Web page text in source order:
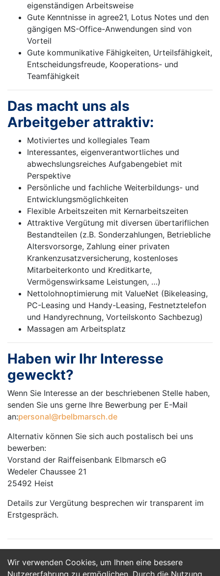
Wir verwenden Cookies, um Ihnen eine bessere
Nutzererfahrung zu ermöglichen. Durch die Nutzung
eigenständigen Arbeitsweise
Gute Kenntnisse in agree21, Lotus Notes und den
gängigen MS-Office-Anwendungen sind von
Vorteil
Gute kommunikative Fähigkeiten, Urteilsfähigkeit,
Entscheidungsfreude, Kooperations- und
Teamfähigkeit
Das macht uns als
Arbeitgeber attraktiv:
Motiviertes und kollegiales Team
Interessantes, eigenverantwortliches und
abwechslungsreiches Aufgabengebiet mit
Perspektive
Persönliche und fachliche Weiterbildungs- und
Entwicklungsmöglichkeiten
Flexible Arbeitszeiten mit Kernarbeitszeiten
Attraktive Vergütung mit diversen übertariflichen
Bestandteilen (z.B. Sonderzahlungen, Betriebliche
Altersvorsorge, Zahlung einer privaten
Krankenzusatzversicherung, kostenloses
Mitarbeiterkonto und Kreditkarte,
Vermögenswirksame Leistungen, …)
Nettolohnoptimierung mit ValueNet (Bikeleasing,
PC-Leasing und Handy-Leasing, Festnetztelefon
und Handyrechnung, Vorteilskonto Sachbezug)
Massagen am Arbeitsplatz
Haben wir Ihr Interesse
geweckt?
Wenn Sie Interesse an der beschriebenen Stelle haben,
senden Sie uns gerne Ihre Bewerbung per E-Mail
an:personal@rbelbmarsch.de
Alternativ können Sie sich auch postalisch bei uns
bewerben:
Vorstand der Raiffeisenbank Elbmarsch eG
Wedeler Chaussee 21
25492 Heist
Details zur Vergütung besprechen wir transparent im
Erstgespräch.
Jetzt Bewerben